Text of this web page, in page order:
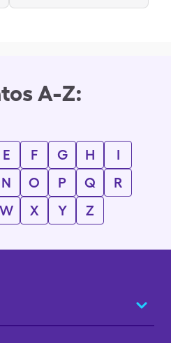
A-Z:
E F G H
I
N O P Q
R
W X Y Z